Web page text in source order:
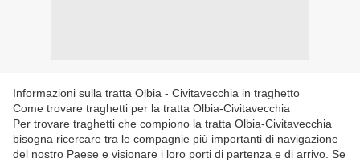
Informazioni sulla tratta Olbia - Civitavecchia in traghetto
Come trovare traghetti per la tratta Olbia-Civitavecchia
Per trovare traghetti che compiono la tratta Olbia-Civitavecchia
bisogna ricercare tra le compagnie più importanti di navigazione
del nostro Paese e visionare i loro porti di partenza e di arrivo. Se